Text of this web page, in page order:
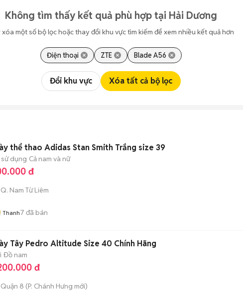
Không tìm thấy kết quả phù hợp tại Hải Dương
xóa một số bộ lọc hoặc thay đổi khu vực tìm kiếm để xem nhiều kết quả hơn
Điện thoại ZTE Blade A56
Đổi khu vực Xóa tất cả bộ lọc
thể thao Adidas Stan Smith Trắng size 39
dụng Cả nam và nữ
đ
Q. Nam Từ Liêm
Thanh7 đã bán
Tây Pedro Altitude Size 40 Chính Hãng
Đồ nam
đ
Quận 8 (P. Chánh Hưng mới)